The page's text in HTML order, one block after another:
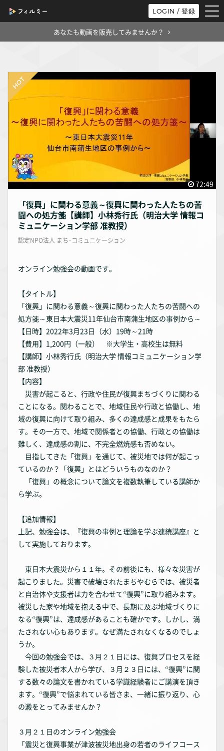
LOGIN / 登録
あなたも動画を販売してみませんか？
72:49
「復興」に関わる意義～復興に関わった人たちの苦
闘への処方箋【講師】小林秀行氏（明治大学 情報コ
ミュニケーション学部 准教授）
認定NPO法人 まち･コミュニケーション
オンライン勉強会の動画です。
【タイトル】
「復興」に関わる意義～復興に関わった人たちの苦闘への
処方箋～東日本大震災11年仙台市南蒲生地区の事例から～
【日時】2022年3月23日（水）19時～21時
【費用】1,200円（一般） ※大学生・高校生は無料
【講師】小林秀行氏（明治大学 情報コミュニケーション学
部 准教授）
【内容】
災害が起こると、行政や住民が復興まちづくりに関わる
ことになる。関わることで、地域住民や行政と協働し、地
域の復興に向けて取り組み、多くの達成感と成果をもたら
す。その一方で、地域で関係者との協働、行政との協働は
難しく、達成感の割に、不完全燃焼感も否めない。
目指してきた「復興」を通じて、被災地では何が起こっ
ているのか？「復興」とはどういうものなのか？
「復興」の概念について論文を複数執筆している講師か
ら学ぶ。
【追加情報】
上記、勉強会は、『復興の事例と理論を学ぶ連続講座』と
して実施しております。
東日本大震災から１１年。その前後にも、様々な災害が
起こりました。災害で破壊されたまちやむらでは、被災者
と自治体や支援者は力を合わせて“復興”に取り組みます。
被災した家や地域を抱える中で、長期に及ぶ地域づくりに
なる“復興”は、達成感があることも確かです。しかし、満
たされない心もあります。なぜ満たされなくなるのでしょ
うか。
今回の勉強会では、３月２１日には、復興プロセスを経
験した被災者本人から学び、３月２３日には、“復興”に関
する数々の論文を書かれている学識経験者にご講演を頂き
ます。“復興”で悩まれている皆さま、一緒に振り返り、心
の澱をとってみませんか？
３月２１日のオンライン勉強会
「震災と復興事業が津波被災地出身の若者のライフコース